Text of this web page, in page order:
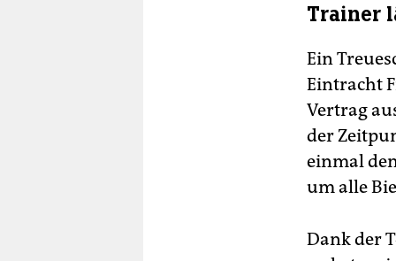
Trainer
Ein
Eintracht
Vertrag
der
einmal
um alle
Dank der